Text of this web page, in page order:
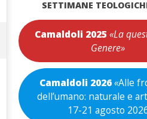
SETTIMANE
Camaldoli 2025 «La
Genere»
Camaldoli 2026«Alle
dell’umano: naturale e
17-21 agosto